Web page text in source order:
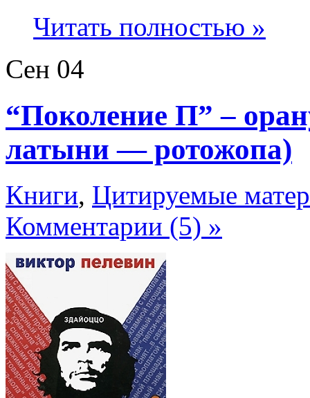
Читать полностью »
Сен 04
“Поколение П” –
латыни — ротожопа)
Книги, Цитируемые
Комментарии (5) »